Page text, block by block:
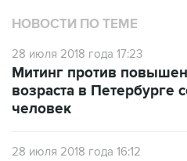
НОВОСТИ ПО ТЕМЕ
28 июля 2018 года 17:23
Митинг против
возраста в Петербурге
человек
28 июля 2018 года 16:12